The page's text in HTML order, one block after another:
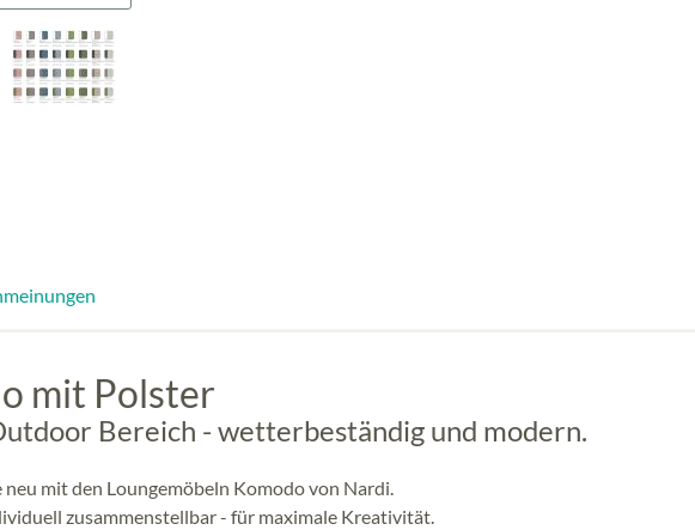
mit Polster
Bereich - wetterbeständig und modern.
mit den Loungemöbeln Komodo von Nardi.
zusammenstellbar - für maximale Kreativität.